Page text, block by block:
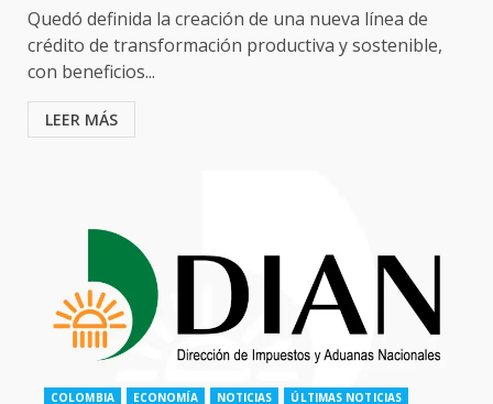
Quedó definida la creación de una nueva línea de
crédito de transformación productiva y sostenible,
con beneficios...
LEER MÁS
COLOMBIA ECONOMÍA NOTICIAS ÚLTIMAS NOTICIAS